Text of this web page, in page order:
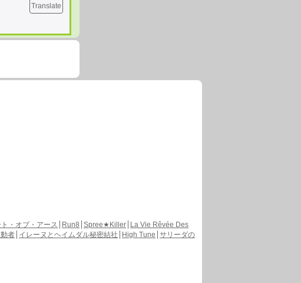
Translate
・オブ・アース Run8 Spree★Killer
La Vie Rêvée Des
者 イレーヌとヘイムダル秘密結社 High Tune サリーダの